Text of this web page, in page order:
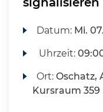
Datum: Mi.
Uhrzeit:
Ort:Oschatz,
Kursraum 359